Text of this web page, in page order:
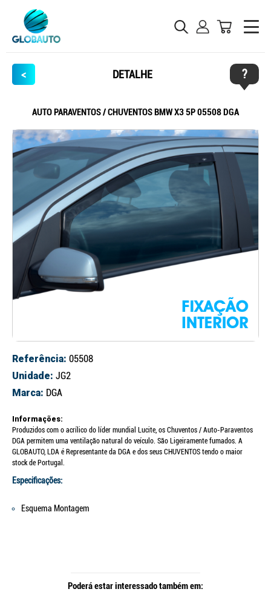
< DETALHE ?
AUTO PARAVENTOS / CHUVENTOS BMW X3 5P 05508 DGA
Referência: 05508
Unidade: JG2
Marca: DGA
Informações:
Produzidos com o acrílico do líder mundial Lucite, os Chuventos / Auto-Paraventos
DGA permitem uma ventilação natural do veículo. São Ligeiramente fumados. A
GLOBAUTO, LDA é Representante da DGA e dos seus CHUVENTOS tendo o maior
stock de Portugal.
Especificações:
Esquema Montagem
Poderá estar interessado também em: